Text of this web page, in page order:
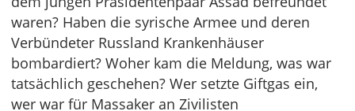
waren? Haben die syrische Armee und deren
Verbündeter Russland Krankenhäuser
bombardiert? Woher kam die Meldung, was war
tatsächlich geschehen? Wer setzte Giftgas ein,
wer war für Massaker an Zivilisten